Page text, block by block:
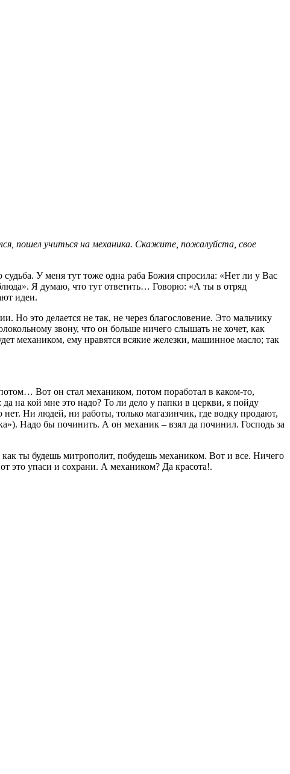
пошел учиться на механика. Скажите, пожалуйста, свое
У меня тут тоже одна раба Божия спросила: «Нет ли у Вас
блюда». Я думаю, что тут ответить… Говорю: «А ты в отряд
идеи.
это делается не так, не через благословение. Это мальчику
звону, что он больше ничего слышать не хочет, как
механиком, ему нравятся всякие железки, машинное масло; так
Вот он стал механиком, потом поработал в каком-то,
на кой мне это надо? То ли дело у папки в церкви, я пойду
Ни людей, ни работы, только магазинчик, где водку продают,
Надо бы починить. А он механик – взял да починил. Господь за
ты будешь митрополит, побудешь механиком. Вот и все. Ничего
это упаси и сохрани. А механиком? Да красота!.